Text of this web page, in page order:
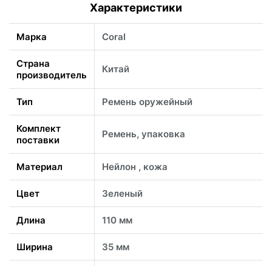
Характеристики
Марка Coral
Страна
производитель
Китай
Тип Ремень оружейный
Комплект
поставки
Ремень, упаковка
Материал Нейлон , кожа
Цвет Зеленый
Длина 110 мм
Ширина 35 мм